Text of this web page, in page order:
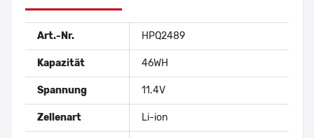
Art.-Nr. HPQ2489
Kapazität 46WH
Spannung 11.4V
Zellenart Li-ion